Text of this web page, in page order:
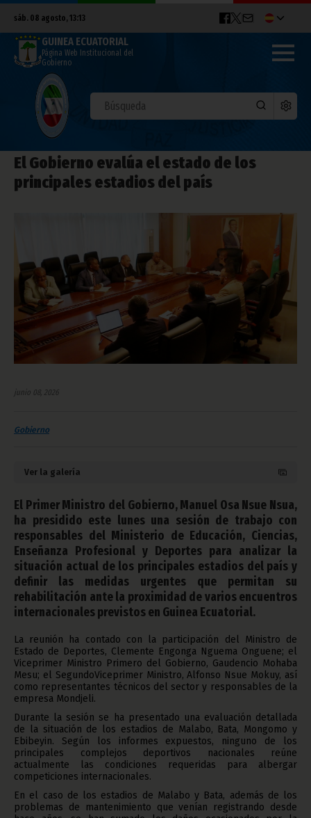
sáb. 08 agosto, 13:13
GUINEA ECUATORIAL
Página Web Institucional del
Gobierno
El Gobierno evalúa el estado de los
principales estadios del país
junio 08, 2026
Gobierno
Ver la galería
El Primer Ministro del Gobierno, Manuel Osa Nsue Nsua,
ha presidido este lunes una sesión de trabajo con
responsables del Ministerio de Educación, Ciencias,
Enseñanza Profesional y Deportes para analizar la
situación actual de los principales estadios del país y
definir las medidas urgentes que permitan su
rehabilitación ante la proximidad de varios encuentros
internacionales previstos en Guinea Ecuatorial.
La reunión ha contado con la participación del Ministro de
Estado de Deportes, Clemente Engonga Nguema Onguene; el
Viceprimer Ministro Primero del Gobierno, Gaudencio Mohaba
Mesu; el SegundoViceprimer Ministro, Alfonso Nsue Mokuy, así
como representantes técnicos del sector y responsables de la
empresa Mondjeli.
Durante la sesión se ha presentado una evaluación detallada
de la situación de los estadios de Malabo, Bata, Mongomo y
Ebibeyin. Según los informes expuestos, ninguno de los
principales complejos deportivos nacionales reúne
actualmente las condiciones requeridas para albergar
competiciones internacionales.
En el caso de los estadios de Malabo y Bata, además de los
problemas de mantenimiento que venían registrando desde